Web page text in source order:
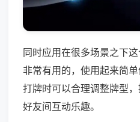
同时应用在很多场景之下
非常有用的，使用起来简
打牌时可以合理调整牌型
好友间互动乐趣。